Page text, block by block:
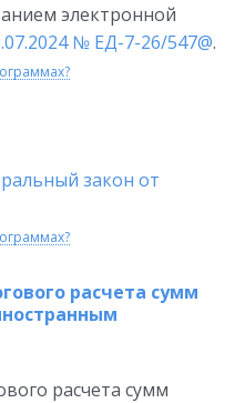
электронной
№ ЕД-7-26/547@.
закон от
расчета сумм
расчета сумм